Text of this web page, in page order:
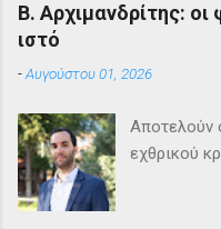
Β. Αρχιμανδρίτης:
ιστό
-Αυγούστου 01, 2026
Αποτελούν
εχθρικού